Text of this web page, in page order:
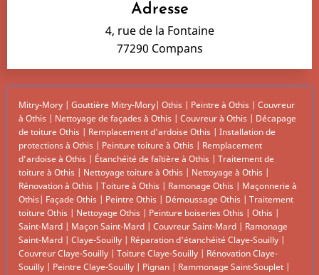
Adresse
4, rue de la Fontaine
77290 Compans
Mitry-Mory | Gouttière Mitry-Mory| Othis | Peintre à Othis | Couvreur
à Othis | Nettoyage de façades à Othis | Couvreur à Othis | Décapage
de toiture Othis | Remplacement d'ardoise Othis | Installation de
protections à Othis | Peinture toiture à Othis | Remplacement
d’ardoise à Othis | Étanchéité de faîtière à Othis | Traitement de
toiture à Othis | Nettoyage toiture à Othis | Nettoyage à Othis |
Rénovation à Othis | Toiture à Othis | Ramonage Othis | Maçonnerie à
Othis| Façade Othis | Peintre Othis | Démoussage Othis | Traitement
toiture Othis | Nettoyage Othis | Peinture boiseries Othis | Othis |
Saint-Mard | Maçon Saint-Mard | Couvreur Saint-Mard | Ramonage
Saint-Mard | Claye-Souilly | Réparation d'étanchéité Claye-Souilly |
Couvreur Claye-Souilly | Toiture Claye-Souilly | Rénovation Claye-
Souilly | Peintre Claye-Souilly | Pignan | Rammonage Saint-Souplet |